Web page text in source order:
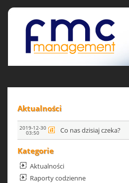
Aktualności
2019-12-30
03:50 Co nas dzisiaj czeka?
Kategorie
Aktualności
Raporty codzienne